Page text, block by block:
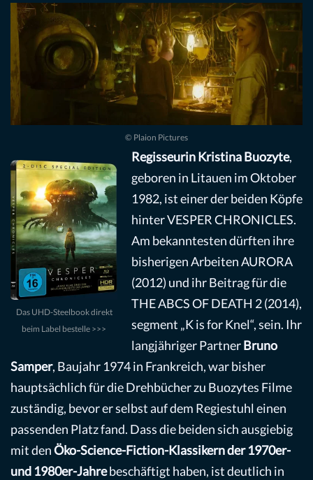
© Plaion Pictures
Das UHD-Steelbook direkt
beim Label bestelle >>>
Regisseurin Kristina Buozyte,
geboren in Litauen im Oktober
1982, ist einer der beiden Köpfe
hinter VESPER CHRONICLES.
Am bekanntesten dürften ihre
bisherigen Arbeiten AURORA
(2012) und ihr Beitrag für die
THE ABCS OF DEATH 2 (2014),
segment „K is for Knel“, sein. Ihr
langjähriger PartnerBruno
Samper, Baujahr 1974 in Frankreich, war bisher
hauptsächlich für die Drehbücher zu Buozytes Filme
zuständig, bevor er selbst auf dem Regiestuhl einen
passenden Platz fand. Dass die beiden sich ausgiebig
mit denÖko-Science-Fiction-Klassikern der 1970er-
und 1980er-Jahrebeschäftigt haben, ist deutlich in